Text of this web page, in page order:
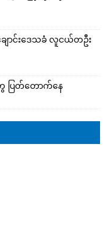
ောင်းဒေသခံ လူငယ်တဦး
ေ ပြတ်တောက်နေ